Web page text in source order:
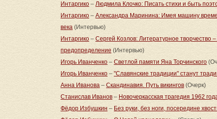
Интаргико – Людмила Клочко: Писать стихи и быть
Интаргико – Александра Маринина: Имея машину
века (Интервью)
Интаргико – Сергей Козлов: Литературное творчество
предопределение (Интервью)
Игорь Иванченко – Светлой памяти Яна Торчинского
Игорь Иванченко – "Славянские традиции" станут
Анна Иванова – Скандинавия. Путь викингов (Очерк)
Станислав Иванов – Новочеркасская трагедия 1962
Фёдор Избушкин – Без руки, без ноги, посередине